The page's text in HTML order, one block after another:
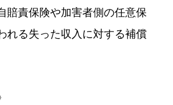
賠責保険や加害者側の任意保
れる失った収入に対する補償